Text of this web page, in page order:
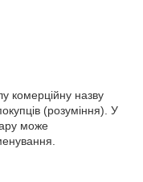
комерційну назву
(розуміння). У
може